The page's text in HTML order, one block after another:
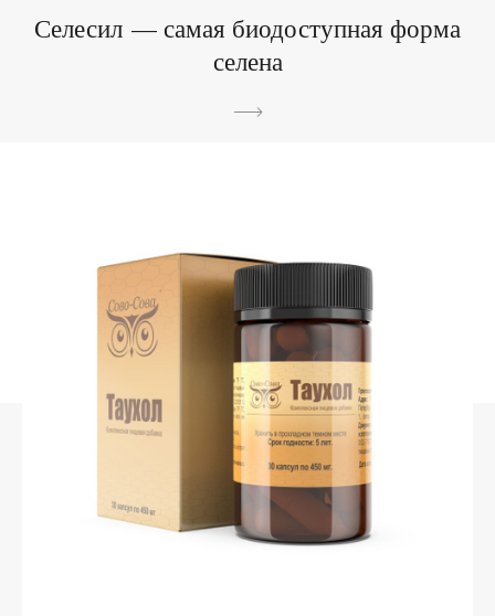
Селесил — самая биодоступная форма
селена